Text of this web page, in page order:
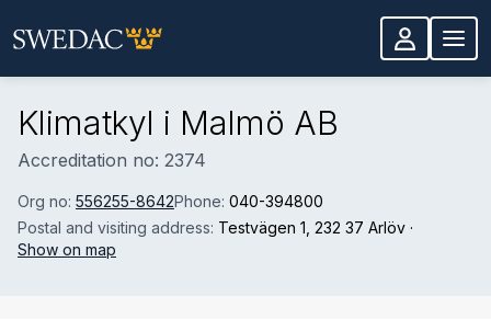
Klimatkyl i Malmö AB
Accreditation no: 2374
Org no: 556255-8642Phone: 040-394800
Postal and visiting address: Testvägen 1 , 232 37 Arlöv ·
Show on map